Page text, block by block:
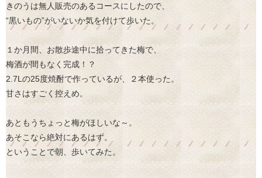
きのうは無人販売のあるコースにしたので、
“黒いもの”がいないか気を付けて歩いた。
１か月間、お散歩途中に拾ってきた梅で、
梅酒が間もなく完成！？
2.7Lの25度焼酎で作っているが、２本使った。
甘さはすごく控えめ。
あともうちょっと梅がほしいな～。
あそこなら絶対にあるはず。
ということで朝、歩いてみた。